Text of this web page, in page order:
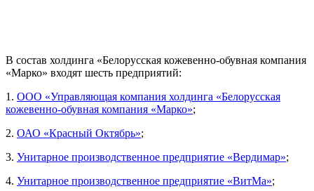
В состав холдинга «Белорусская кожевенно-обувная компания
«Марко» входят шесть предприятий:
1. ООО «Управляющая компания холдинга «Белорусская
кожевенно-обувная компания «Марко»;
2. ОАО «Красный Октябрь»;
3. Унитарное производственное предприятие «Вердимар»;
4. Унитарное производственное предприятие «ВитМа»;